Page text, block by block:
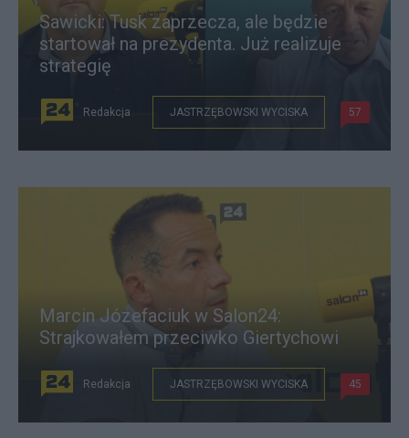
Sawicki: Tusk zaprzecza, ale będzie
startował na prezydenta. Już realizuje
strategię
Redakcja JASTRZĘBOWSKI WYCISKA 57
Marcin Józefaciuk w Salon24:
Strajkowałem przeciwko Giertychowi
Redakcja JASTRZĘBOWSKI WYCISKA 45